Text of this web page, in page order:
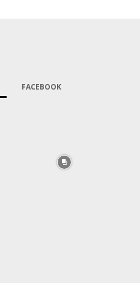
FACEBOOK